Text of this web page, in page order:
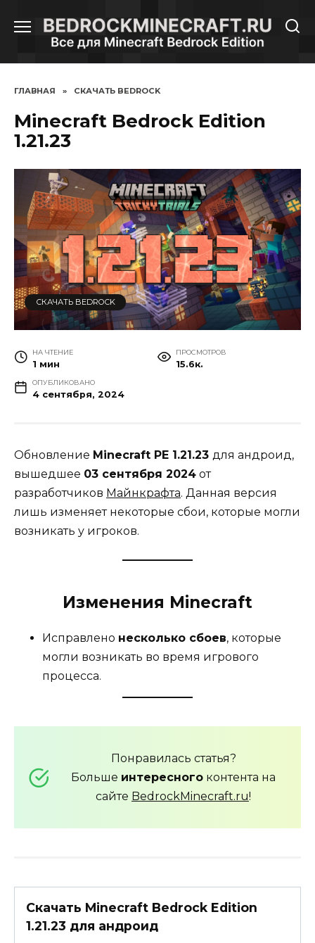
содержанию
ГЛАВНАЯ » СКАЧАТЬ BEDROCK
Minecraft Bedrock Edition
1.21.23
СКАЧАТЬ BEDROCK
НА ЧТЕНИЕ
1 мин
ПРОСМОТРОВ
15.6к.
ОПУБЛИКОВАНО
4 сентября, 2024
Обновление Minecraft PE 1.21.23 для андроид,
вышедшее 03 сентября 2024 от
разработчиков Майнкрафта. Данная версия
лишь изменяет некоторые сбои, которые могли
возникать у игроков.
Изменения Minecraft
Исправлено несколько сбоев, которые
могли возникать во время игрового
процесса.
Понравилась статья?
Больше интересного контента на
сайте BedrockMinecraft.ru!
Скачать Minecraft Bedrock Edition
1.21.23 для андроид